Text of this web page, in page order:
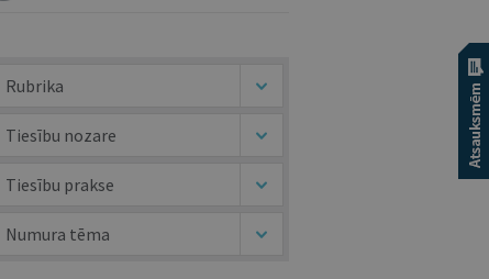
Rubrika
Tiesību nozare
Tiesību prakse
Numura tēma